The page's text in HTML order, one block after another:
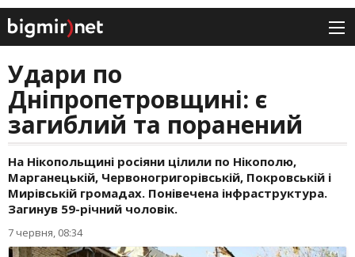
Удари по
Дніпропетровщині: є
загиблий та поранений
На Нікопольщині росіяни цілили по Нікополю,
Марганецькій, Червоногригорівській, Покровській і
Мирівській громадах. Понівечена інфраструктура.
Загинув 59-річний чоловік.
7 червня, 08:34